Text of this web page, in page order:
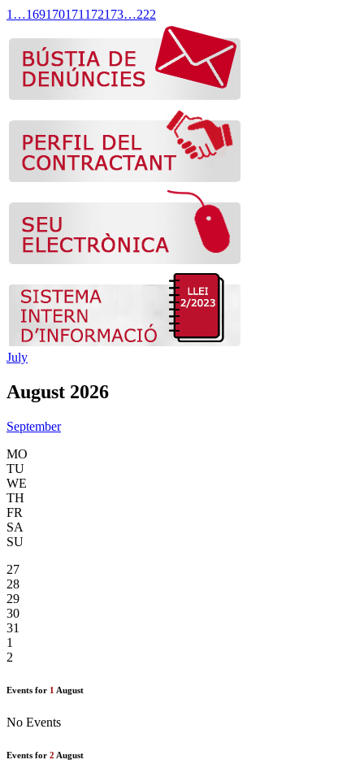
1 …169170171 172173…222
July
August 2026
September
MO
TU
WE
TH
FR
SA
SU
27
28
29
30
31
1
2
Events for 1 August
No Events
Events for 2 August